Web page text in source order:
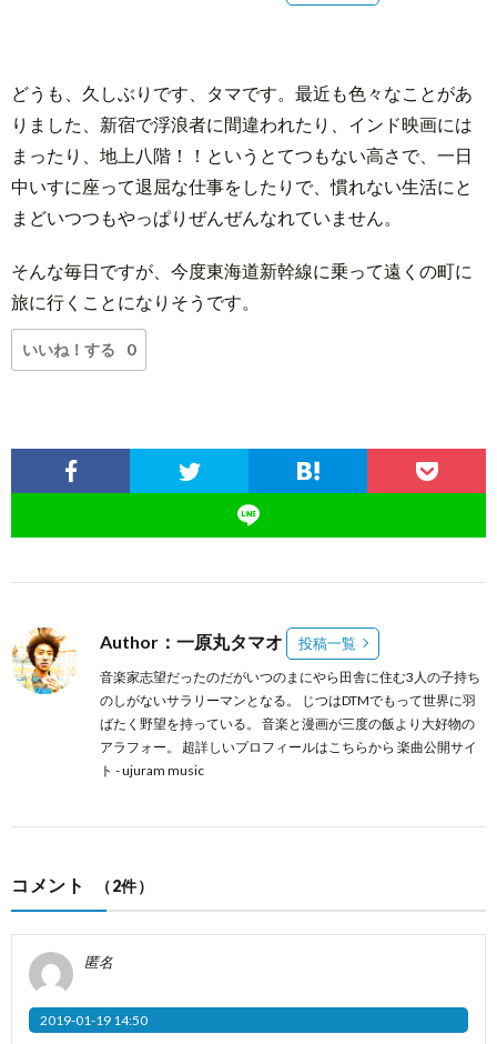
どうも、久しぶりです、タマです。最近も色々なことがあ
りました、新宿で浮浪者に間違われたり、インド映画には
まったり、地上八階！！というとてつもない高さで、一日
中いすに座って退屈な仕事をしたりで、慣れない生活にと
まどいつつもやっぱりぜんぜんなれていません。
そんな毎日ですが、今度東海道新幹線に乗って遠くの町に
旅に行くことになりそうです。
いいね！する 0
Author：一原丸タマオ 投稿一覧
音楽家志望だったのだがいつのまにやら田舎に住む3人の子持ち
のしがないサラリーマンとなる。 じつはDTMでもって世界に羽
ばたく野望を持っている。 音楽と漫画が三度の飯より大好物の
アラフォー。 超詳しいプロフィールは こちらから 楽曲公開サイ
ト -ujuram music
コメント （2件）
匿名
2019-01-19 14:50